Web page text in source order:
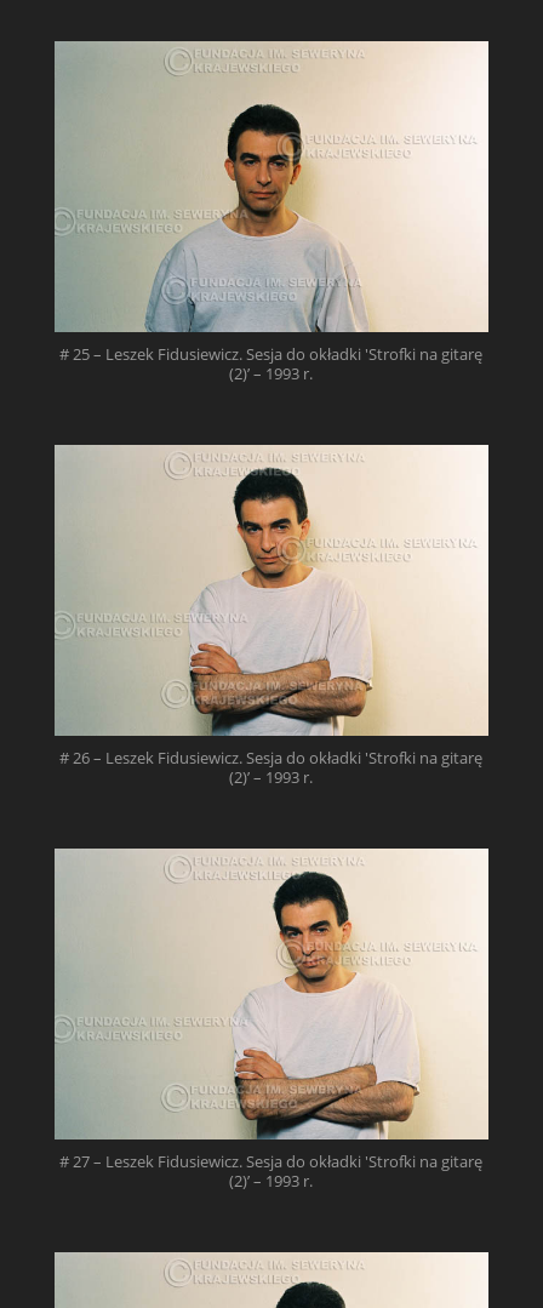
# 25 – Leszek Fidusiewicz. Sesja do okładki 'Strofki na gitarę
(2)’ – 1993 r.
# 26 – Leszek Fidusiewicz. Sesja do okładki 'Strofki na gitarę
(2)’ – 1993 r.
# 27 – Leszek Fidusiewicz. Sesja do okładki 'Strofki na gitarę
(2)’ – 1993 r.